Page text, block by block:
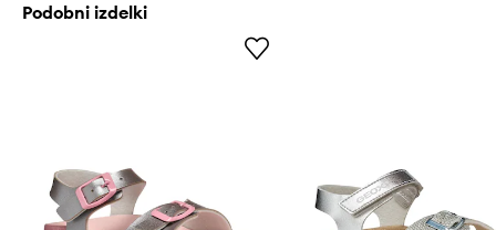
Podobni izdelki